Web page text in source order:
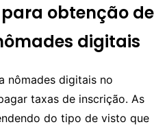
obtenção de
digitais
nômades digitais no
taxas de inscrição. As
do tipo de visto que